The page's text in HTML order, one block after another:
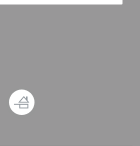
v novém okně))
se v novém okně))